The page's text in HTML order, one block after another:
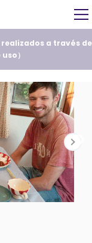
a través de
uso）